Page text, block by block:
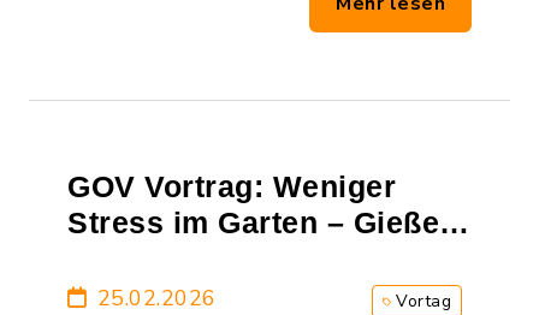
GOV Vortrag: Weniger
Stress im Garten – Gießen
gemacht
25.02.2026
Vortag